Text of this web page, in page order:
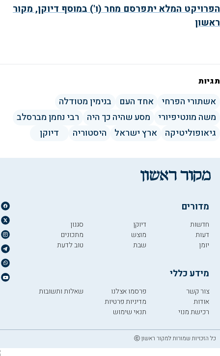
הפרויקט המלא יתפרסם מחר (ו') במוסף דיוקן, מקור
ראשון
תגיות
אשתורי הפרחי אחד העם
בנימין מטודלה
משה מונטיפיורי
מסע שהיה כך היה
רבי נחמן מברסלב
גיאופוליטיקה
ארץ ישראל היסטוריה דיוקן
מדורים
חדשות
דעות
יומן
דיוקן
מוצש
שבת
סגנון
מתכונים
טוב לדעת
מידע כללי
צור קשר
אודות
רכישת מנוי
פרסמו אצלנו
מדיניות פרטיות
תנאי שימוש
שאלות ותשובות
כל הזכויות שמורות למקור ראשון ⓒ